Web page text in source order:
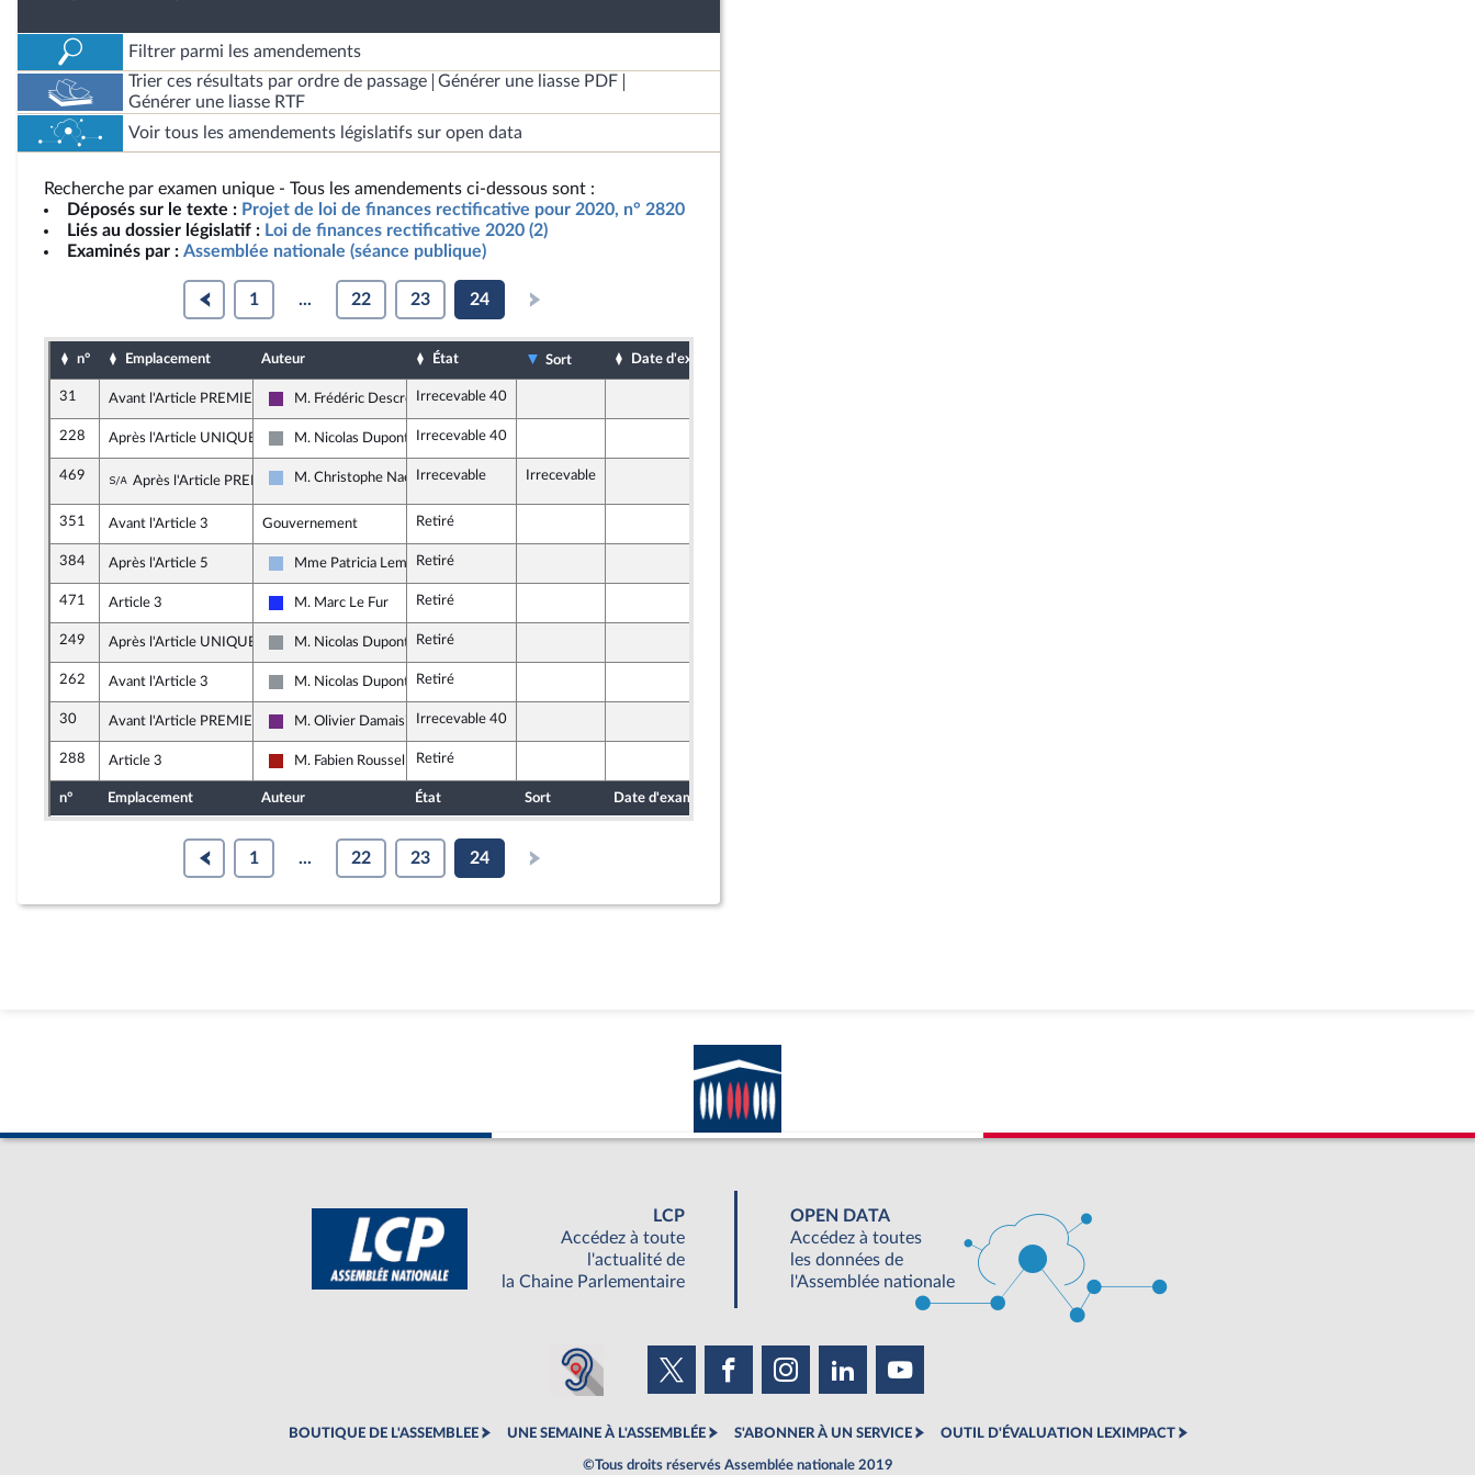
Filtrer parmi les amendements
Trier ces résultats par ordre de passage
Générer une liasse PDF
Générer une liasse RTF
Voir tous les amendements législatifs sur open data
Recherche par examen unique - Tous les amendements ci-dessous sont :
Déposés sur le texte : Projet de loi de finances rectificative pour 2020, n° 2820
Liés au dossier législatif : Loi de finances rectificative 2020 (2)
Examinés par : Assemblée nationale (séance publique)
1 ... 22 23 24
n° Emplacement Auteur État Sort Date d'examen
31 Avant l'Article PREMIER
La République en Marche
M. Frédéric DescrozailleIrrecevable 40
228 Après l'Article UNIQUE
Non inscrit
M. Nicolas Dupont-AignanIrrecevable 40
469 Sous-amendement de l'amendement n°238
Après l'Article PREMIER UDI, Agir et Indépendants
M. Christophe NaegelenIrrecevable Irrecevable
351 Avant l'Article 3 Gouvernement Retiré
384 Après l'Article 5
UDI, Agir et Indépendants
Mme Patricia LemoineRetiré
471 Article 3
Les Républicains
M. Marc Le Fur Retiré
249 Après l'Article UNIQUE
Non inscrit
M. Nicolas Dupont-Aignan
Retiré
262 Avant l'Article 3
Non inscrit
M. Nicolas Dupont-Aignan
Retiré
30 Avant l'Article PREMIER
La République en Marche
M. Olivier Damaisin Irrecevable 40
288 Article 3
Gauche démocrate et républicaine
M. Fabien Roussel Retiré
n° Emplacement Auteur État Sort Date d'examen
1 ... 22 23 24
LCP
Accédez à toute
l'actualité de
la Chaine Parlementaire
OPEN DATA
Accédez à toutes
les données de
l'Assemblée nationale
BOUTIQUE DE L'ASSEMBLEE UNE SEMAINE À L'ASSEMBLÉE S'ABONNER À UN SERVICE OUTIL D'ÉVALUATION LEXIMPACT
©Tous droits réservés Assemblée nationale 2019